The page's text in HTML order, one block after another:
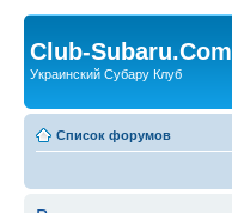
Club-Subaru.Com
Украинский Субару Клуб
Список форумов